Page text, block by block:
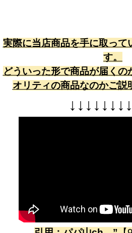
実際に当店商品を手に取って
す。
どういった形で商品が届くの
オリティの商品なのかご説
↓ ↓ ↓ ↓ ↓ ↓ ↓ ↓